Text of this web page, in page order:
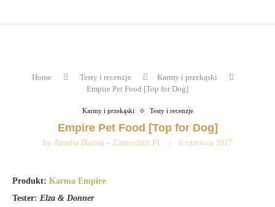
Home Testy i recenzje
Karmy i przekąski
Empire Pet Food [Top for Dog]
Karmy i przekąski Testy i recenzje
Empire Pet Food [Top for Dog]
by Amelia Bartoń - Zamerdani.pl 6 czerwca 2017
Produkt: Karma Empire
Tester: Elza & Donner